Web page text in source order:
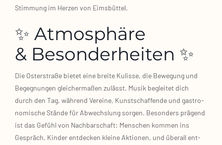
Stim­mung im Her­zen von Eims­büt­tel.
✨ Atmosphäre
& Besonderheiten ✨
Die Oster­stra­ße bie­tet eine brei­te Kulis­se, die Bewe­gung und
Begeg­nun­gen glei­cher­ma­ßen zulässt. Musik beglei­tet dich
durch den Tag, wäh­rend Ver­ei­ne, Kunst­schaf­fen­de und gas­tro­
no­mi­sche Stän­de für Abwechs­lung sor­gen. Beson­ders prä­gend
ist das Gefühl von Nach­bar­schaft: Men­schen kom­men ins
Gespräch, Kin­der ent­de­cken klei­ne Aktio­nen, und über­all ent­